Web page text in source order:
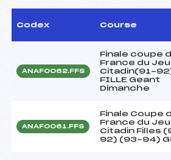
Codex Course
ANAF0062.FFS
Finale coupe
France du
Citadin(91-
FILLE Geant
Dimanche
ANAF0061.FFS
Finale Coupe
France du
Citadin Filles
92) (93-94)